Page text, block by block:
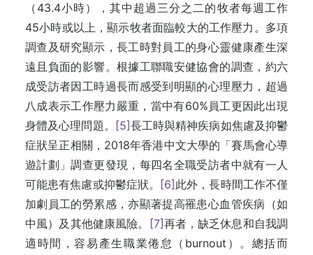
（43.4小時），其中超過三分之二的牧者每週工作
45小時或以上，顯示牧者面臨較大的工作壓力。多項
調查及研究顯示，長工時對員工的身心靈健康產生深
遠且負面的影響。根據工聯職安健協會的調查，約六
成受訪者因工時過長而感受到明顯的心理壓力，超過
八成表示工作壓力嚴重，當中有60%員工更因此出現
身體及心理問題。
[5]長工時與精神疾病如焦慮及抑鬱
症狀呈正相關，2018年香港中文大學的「賽馬會心導
遊計劃」調查更發現，每四名全職受訪者中就有一人
可能患有焦慮或抑鬱症狀。
[6] 此外，長時間工作不僅
加劇員工的勞累感，亦顯著提高罹患心血管疾病（如
中風）及其他健康風險。
[7]再者，缺乏休息和自我調
適時間，容易產生職業倦怠（burnout）。總括而